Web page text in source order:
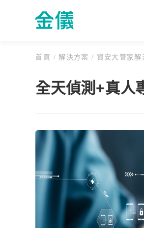
首頁 / 解決方案 / 資安大管家解
全天偵測+真人